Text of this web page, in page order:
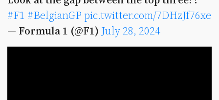
#F1 #BelgianGP pic.twitter.com/7DHzJf76xe
— Formula 1 (@F1) July 28, 2024